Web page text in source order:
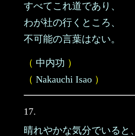
すべてこれ道であり、
わが社の行くところ、
不可能の言葉はない。
（ 中内功 ）
（ Nakauchi Isao ）
17.
晴れやかな気分でいると、